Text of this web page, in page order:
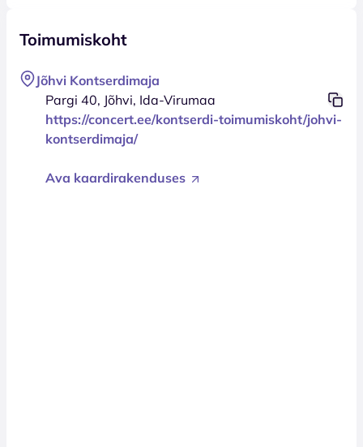
Toimumiskoht
Jõhvi Kontserdimaja
Pargi 40, Jõhvi, Ida-Virumaa
https://concert.ee/kontserdi-toimumiskoht/johvi-
kontserdimaja/
Ava kaardirakenduses